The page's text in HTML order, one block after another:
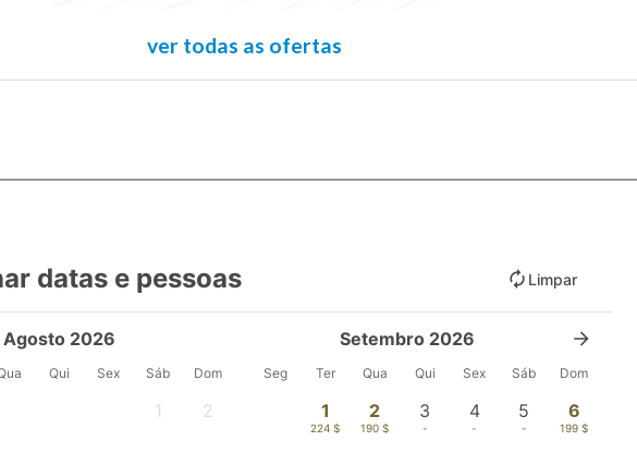
ver todas as ofertas
datas e pessoas Limpar
Agosto 2026
Qui Sex Sáb Dom
1 2
Setembro 2026
Seg Ter Qua Qui Sex Sáb Dom
1
224 $
2
190 $
3
-
4
-
5
-
6
199 $